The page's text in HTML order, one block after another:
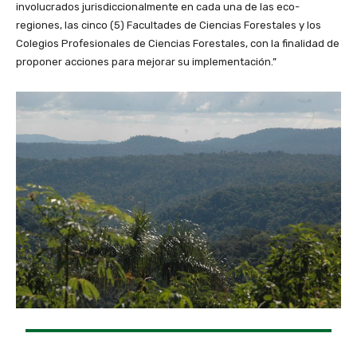
involucrados jurisdiccionalmente en cada una de las eco-
regiones, las cinco (5) Facultades de Ciencias Forestales y los
Colegios Profesionales de Ciencias Forestales, con la finalidad de
proponer acciones para mejorar su implementación.”